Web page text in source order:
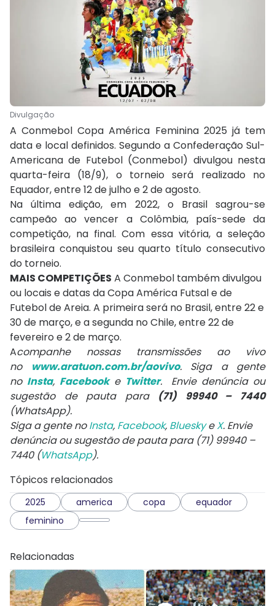
Divulgação
A Conmebol Copa América Feminina 2025 já tem
data e local definidos. Segundo a Confederação Sul-
Americana de Futebol (Conmebol) divulgou nesta
quarta-feira (18/9), o torneio será realizado no
Equador, entre 12 de julho e 2 de agosto.
Na última edição, em 2022, o Brasil sagrou-se
campeão ao vencer a Colômbia, país-sede da
competição, na final. Com essa vitória, a seleção
brasileira conquistou seu quarto título consecutivo
do torneio.
MAIS COMPETIÇÕES A Conmebol também divulgou
ou locais e datas da Copa América Futsal e de
Futebol de Areia. A primeira será no Brasil, entre 22 e
30 de março, e a segunda no Chile, entre 22 de
fevereiro e 2 de março.
Acompanhe nossas transmissões ao vivo
no
www.aratuon.com.br/aovivo. Siga a gente
no Insta, Facebooke Twitter. Envie denúncia ou
sugestão de pauta para (71) 99940 – 7440
(WhatsApp).
Siga a gente noInsta, Facebook, BlueskyeX. Envie
denúncia ou sugestão de pauta para (71) 99940 –
7440 (WhatsApp).
Tópicos relacionados
2025 america copa
equador
feminino
Relacionadas